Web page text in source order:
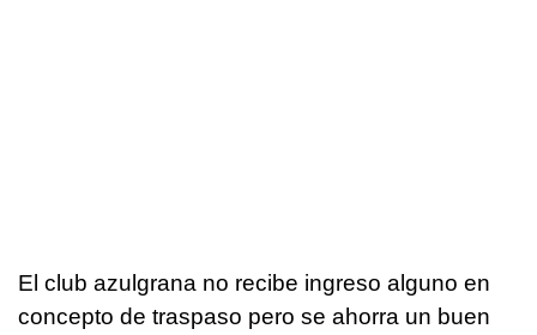
El club azulgrana no recibe ingreso alguno en
concepto de traspaso pero se ahorra un buen